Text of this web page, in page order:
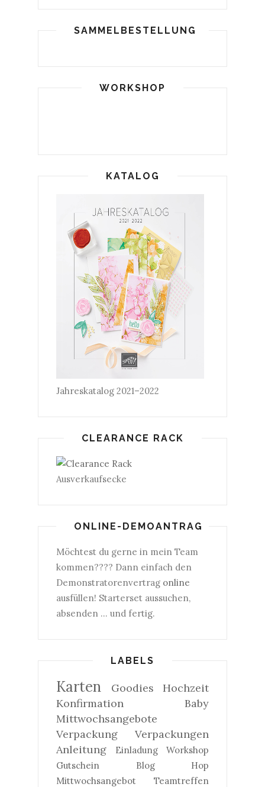
SAMMELBESTELLUNG
WORKSHOP
KATALOG
Jahreskatalog 2021–2022
CLEARANCE RACK
Ausverkaufsecke
ONLINE-DEMOANTRAG
Möchtest du gerne in mein Team
kommen???? Dann einfach den
Demonstratorenvertrag online
ausfüllen! Starterset aussuchen,
absenden ... und fertig.
LABELS
Karten Goodies
Hochzeit
Konfirmation
Baby
Mittwochsangebote
Verpackung
Verpackungen
Anleitung
Einladung
Workshop
Gutschein
Blog Hop
Mittwochsangebot
Teamtreffen